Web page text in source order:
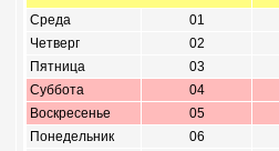
Среда
01
Четверг
02
Пятница
03
Суббота
04
Воскресенье
05
Понедельник
06